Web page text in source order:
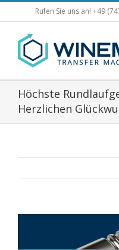
Zum
Rufen Sie uns an! +49
Höchste
Herzlichen